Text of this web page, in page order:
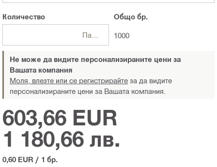
Количество Общо бр.
1000
Не може да видите персонализираните цени за
Вашата компания
Моля, влезте или се регистрирайте за да видите
персонализираните цени за Вашата компания.
603,66 EUR
1 180,66 лв.
0,60 EUR / 1 бр.